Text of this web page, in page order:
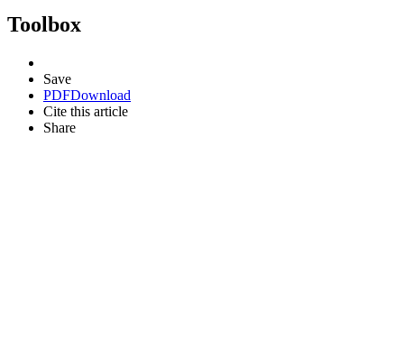
Toolbox
Save
PDFDownload
Cite this article
Share